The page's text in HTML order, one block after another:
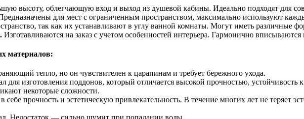
высоту, облегчающую вход и выход из душевой кабины. Идеально подходят для
для мест с ограниченным пространством, максимально используют
так как их устанавливают в углу ванной комнаты. Могут иметь различные
Изготавливаются на заказ с учетом особенностей интерьера. Гармонично
материалов:
тепло, но он чувствителен к царапинам и требует бережного ухода.
для изготовления поддонов, который отличается высокой прочностью, устойчивость
некоторые сложности.
себе прочность и эстетическую привлекательность. В течение многих лет не теряет